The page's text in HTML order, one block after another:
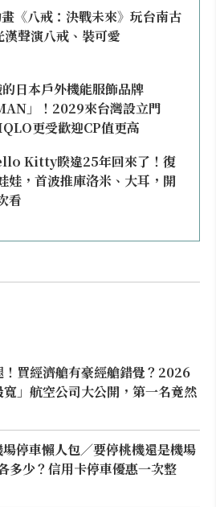
《八戒：決戰未來》玩台南古
光漢聲演八戒、裝可愛
日本戶外機能服飾品牌
」！2029來台灣設立門
更受歡迎CP值更高
Kitty睽違25年回來了！復
娃，首波推庫洛米、大耳，開
看
！買經濟艙有豪經艙錯覺？2026
」航空公司大公開，第一名竟然
停車懶人包／要停桃機還是機場
多少？信用卡停車優惠一次整